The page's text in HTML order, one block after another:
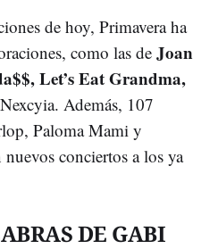
de hoy, Primavera ha
como las de Joan
Let’s Eat Grandma,
Además, 107
Paloma Mami y
conciertos a los ya
DE GABI